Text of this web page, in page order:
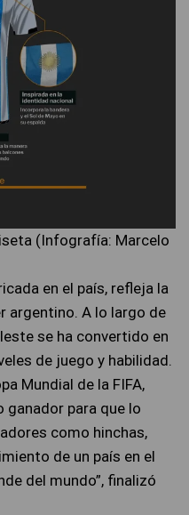
(Infografía: Marcelo
en el país, refleja la
argentino. A lo largo de
se ha convertido en
de juego y habilidad.
Mundial de la FIFA,
ganador para que lo
como hinchas,
de un país en el
del mundo”, finalizó